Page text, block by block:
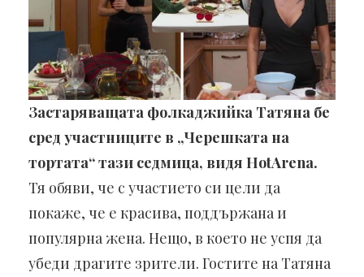
Застаряващата фолкаджийка Татяна бе
сред участниците в „Черешката на
тортата“ тази седмица, видя HotArena.
Тя обяви, че с участието си цели да
покаже, че е красива, поддържана и
популярна жена. Нещо, в което не успя да
убеди драгите зрители. Гостите на Татяна